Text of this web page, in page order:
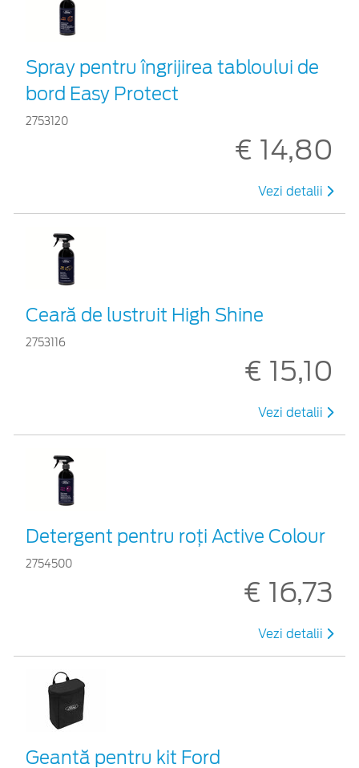
Spray pentru îngrijirea tabloului de
bord Easy Protect
2753120
€ 14,80
Vezi detalii
Ceară de lustruit High Shine
2753116
€ 15,10
Vezi detalii
Detergent pentru roți Active Colour
2754500
€ 16,73
Vezi detalii
Geantă pentru kit Ford